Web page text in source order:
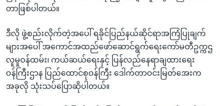
တာဖြစ်ပါတယ်။
ဒီလို ဖွဲ့စည်းလိုက်တဲ့အပေါ် ရခိုင်ပြည်နယ်ဆိုင်ရာအကြံပြုချက်
များအပေါ် အကောင်အထည်ဖော်ဆောင်ရွက်ရေးကော်မတီဥက္ကဌ
လူမှုဝန်ထမ်း၊ ကယ်ဆယ်ရေးနှင့် ပြန်လည်နေရာချထားရေး
ဝန်ကြီးဌာန ပြည်ထောင်စုဝန်ကြီး ဒေါက်တာဝင်းမြတ်အေးက
အခုလို သုံးသပ်ပြောဆိုပါတယ်။